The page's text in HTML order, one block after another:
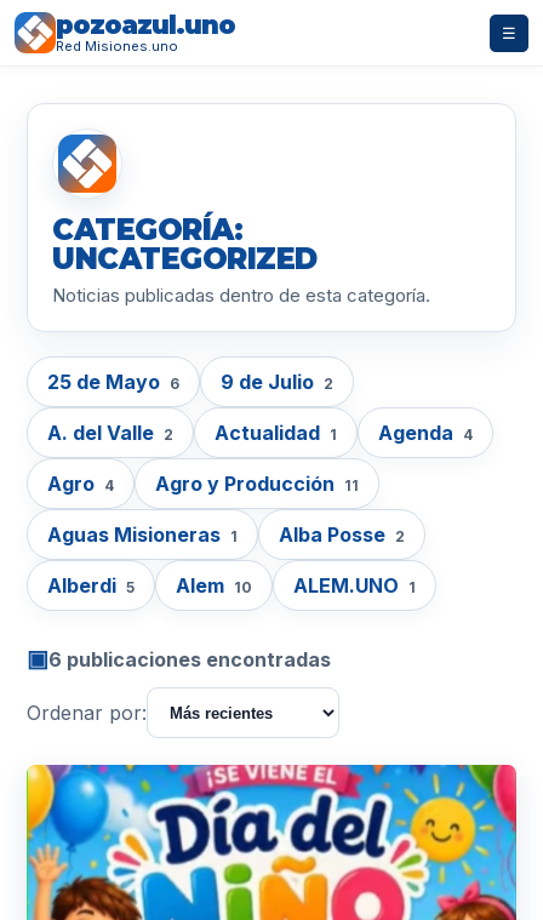
pozoazul.uno
Red Misiones.uno
☰
CATEGORÍA:
UNCATEGORIZED
Noticias publicadas dentro de esta categoría.
25 de Mayo 6 9 de Julio 2
A. del Valle 2 Actualidad 1 Agenda 4
Agro 4 Agro y Producción 11
Aguas Misioneras 1 Alba Posse 2
Alberdi 5 Alem 10 ALEM.UNO 1
▣6 publicaciones encontradas
Ordenar por: